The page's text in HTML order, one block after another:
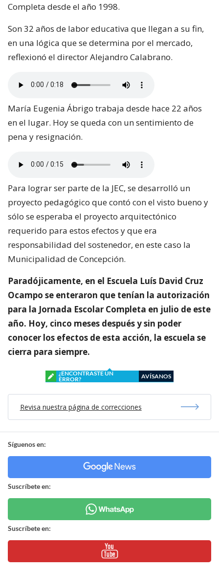
Completa desde el año 1998.
Son 32 años de labor educativa que llegan a su fin,
en una lógica que se determina por el mercado,
reflexionó el director Alejandro Calabrano.
María Eugenia Ábrigo trabaja desde hace 22 años
en el lugar. Hoy se queda con un sentimiento de
pena y resignación.
Para lograr ser parte de la JEC, se desarrolló un
proyecto pedagógico que contó con el visto bueno y
sólo se esperaba el proyecto arquitectónico
requerido para estos efectos y que era
responsabilidad del sostenedor, en este caso la
Municipalidad de Concepción.
Paradójicamente, en el Escuela Luís David Cruz
Ocampo se enteraron que tenían la autorización
para la Jornada Escolar Completa en julio de este
año. Hoy, cinco meses después y sin poder
conocer los efectos de esta acción, la escuela se
cierra para siempre.
¿ENCONTRASTE UN
ERROR?
AVÍSANOS
Revisa nuestra página de correcciones
Síguenos en:
Suscríbete en:
Suscríbete en: